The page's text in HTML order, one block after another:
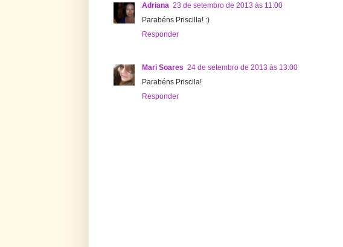
Adriana 23 de setembro de 2013 às 11:00
Parabéns Priscilla! :)
Responder
Mari Soares 24 de setembro de 2013 às 13:00
Parabéns Priscila!
Responder